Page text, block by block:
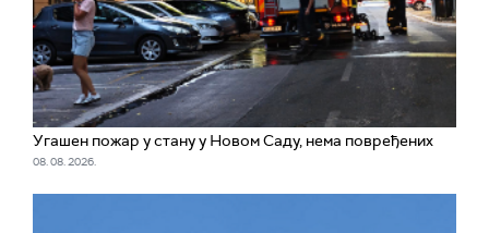
Угашен пожар у стану у Новом Саду, нема повређених
08. 08. 2026.